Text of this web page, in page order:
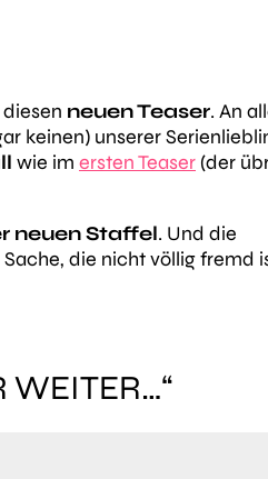
neuen Teaser. An
keinen) unserer
wie im ersten Teaser (der
neuen Staffel. Und die
die nicht völlig fremd
WEITER…“